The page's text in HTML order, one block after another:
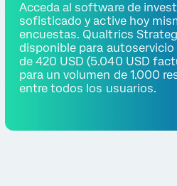
Acceda al software de
sofisticado y active hoy
encuestas. Qualtrics
disponible para
de 420 USD (5.040 USD
para un volumen de 1.000
entre todos los usuarios.